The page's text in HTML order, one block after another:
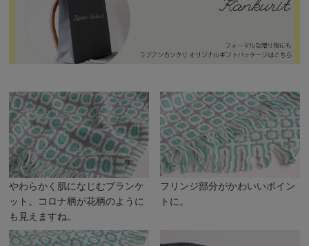
やわらかく肌になじむブランケ
ット。コロナ柄が花柄のように
も見えますね。
フリンジ部分がかわいいポイン
トに。